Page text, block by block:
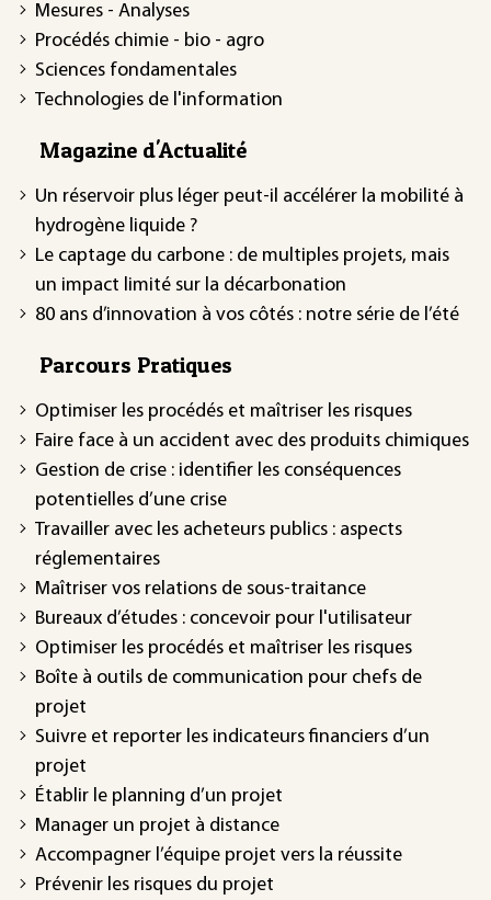
Mesures - Analyses
Procédés chimie - bio - agro
Sciences fondamentales
Technologies de l'information
Magazine d'Actualité
Un réservoir plus léger peut-il accélérer la mobilité à
hydrogène liquide ?
Le captage du carbone : de multiples projets, mais
un impact limité sur la décarbonation
80 ans d’innovation à vos côtés : notre série de l’été
Parcours Pratiques
Optimiser les procédés et maîtriser les risques
Faire face à un accident avec des produits chimiques
Gestion de crise : identifier les conséquences
potentielles d’une crise
Travailler avec les acheteurs publics : aspects
réglementaires
Maîtriser vos relations de sous-traitance
Bureaux d’études : concevoir pour l'utilisateur
Optimiser les procédés et maîtriser les risques
Boîte à outils de communication pour chefs de
projet
Suivre et reporter les indicateurs financiers d’un
projet
Établir le planning d’un projet
Manager un projet à distance
Accompagner l’équipe projet vers la réussite
Prévenir les risques du projet